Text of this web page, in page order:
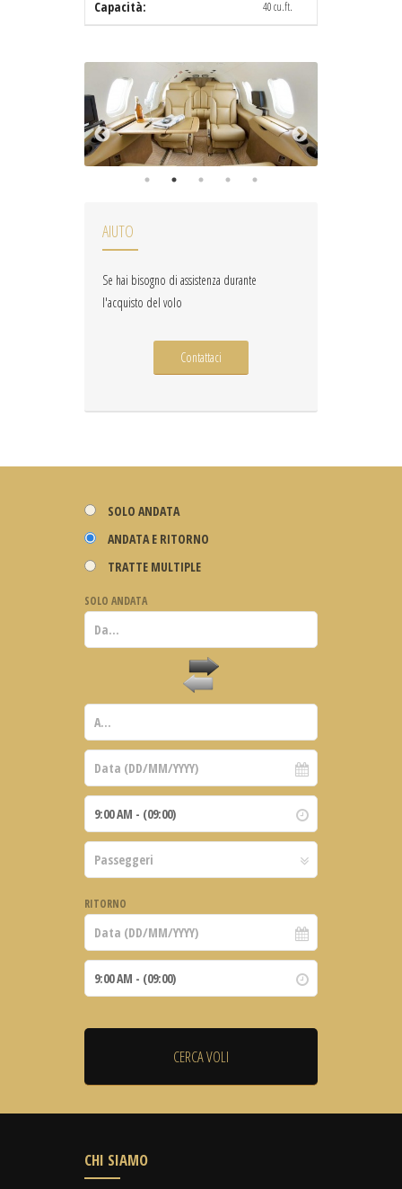
Capacità: 40 cu.ft.
AIUTO
Se hai bisogno di assistenza durante
l'acquisto del volo
Contattaci
SOLO ANDATA
ANDATA E RITORNO
TRATTE MULTIPLE
SOLO ANDATA
RITORNO
CHI SIAMO